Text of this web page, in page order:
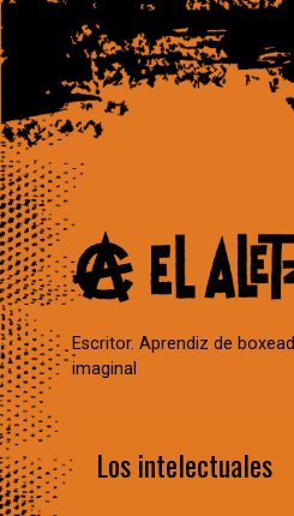
Escritor. Aprendiz de
imaginal
Los intelectuales